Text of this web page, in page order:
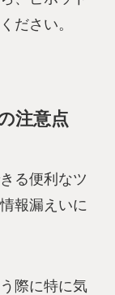
ださい。
注意点
る便利なツ
報漏えいに
際に特に気